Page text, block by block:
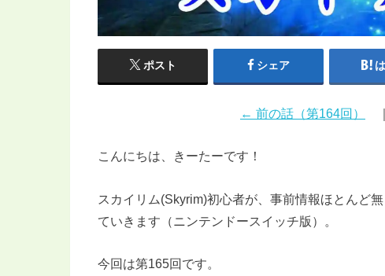
ポスト シェア
← 前の話（第164回）
こんにちは、きーたーです！
スカイリム(Skyrim)初心者が、事前情報ほとんど
ていきます（ニンテンドースイッチ版）。
今回は第165回です。